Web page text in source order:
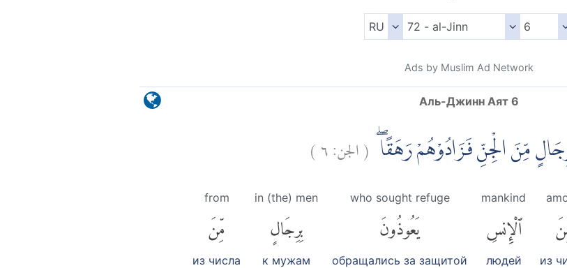
Ads by Muslim Ad Network
Аль-Джинн Аят 6
مِّنَ الْجِنِّ فَزَادُوْهُمْ رَهَقًاۖ (الجن:٦)
из
mankind
ٱلْإِنسِ
людей
who sought refuge
يَعُوذُونَ
обращались за защитой
in (the) men
بِرِجَالٍ
к мужам
from
مِّنَ
из числа